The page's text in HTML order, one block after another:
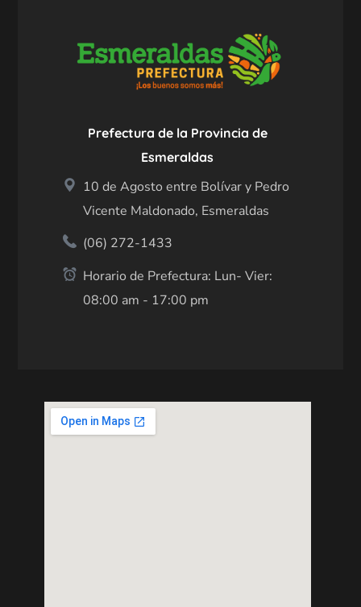
Prefectura de la Provincia de
Esmeraldas
10 de Agosto entre Bolívar y Pedro
Vicente Maldonado, Esmeraldas
(06) 272-1433
Horario de Prefectura: Lun- Vier:
08:00 am - 17:00 pm